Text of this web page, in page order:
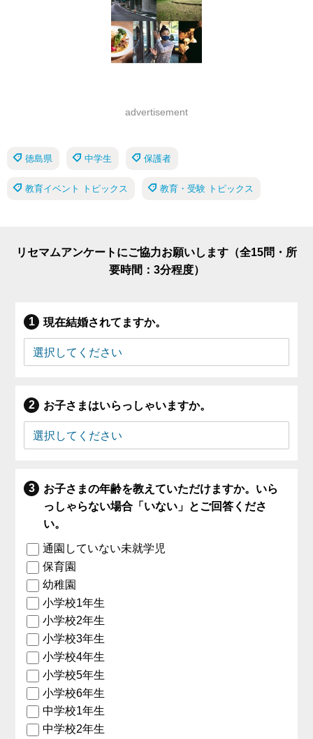
advertisement
徳島県 中学生 保護者
教育イベント トピックス 教育・受験 トピックス
リセマムアンケートにご協力お願いします（全15問・所
要時間：3分程度）
現在結婚されてますか。
お子さまはいらっしゃいますか。
お子さまの年齢を教えていただけますか。いら
っしゃらない場合「いない」とご回答くださ
い。
通園していない未就学児
保育園
幼稚園
小学校1年生
小学校2年生
小学校3年生
小学校4年生
小学校5年生
小学校6年生
中学校1年生
中学校2年生